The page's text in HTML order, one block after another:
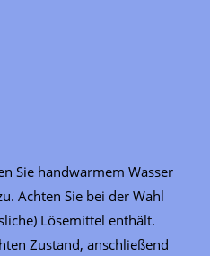
Sie handwarmem Wasser
Achten Sie bei der Wahl
Lösemittel enthält.
Zustand, anschließend